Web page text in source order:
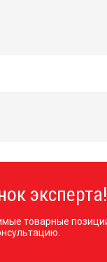
эксперта!
товарные